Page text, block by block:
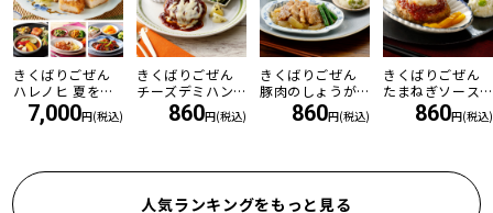
きくばりごぜん
ハレノヒ 夏を乗
り切る8食セット
・2026年8月
7,000円(税込)
きくばりごぜん
チーズデミハン
バーグ860円(税込)
きくばりごぜん
豚肉のしょうが
860円(税込)
きくばりごぜん
たまねぎソース
の和風ハンバー
860円(税込)
人気ランキングをもっと見る